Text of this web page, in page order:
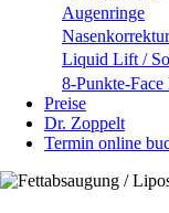
Augenringe
Nasenkorrektur
Liquid Lift /
8-Punkte-
Preise
Dr. Zoppelt
Termin online